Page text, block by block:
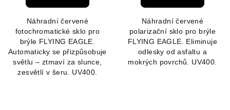
Náhradní červené
fotochromatické sklo pro
brýle FLYING EAGLE.
Automaticky se přizpůsobuje
světlu – ztmaví za slunce,
zesvětlí v šeru. UV400.
Náhradní červené
polarizační sklo pro brýle
FLYING EAGLE. Eliminuje
odlesky od asfaltu a
mokrých povrchů. UV400.